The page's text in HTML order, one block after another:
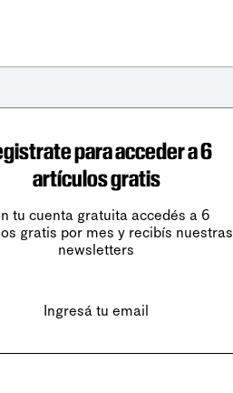
para acceder a 6
artículos gratis
tu cuenta gratuita accedés a 6
gratis por mes y recibís nuestras
newsletters
Ingresá tu email